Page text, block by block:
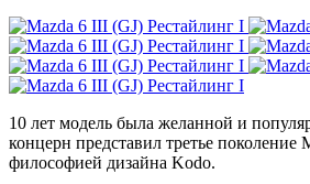
10 лет модель была желанной и
концерн представил третье поколение
философией дизайна Kodo.